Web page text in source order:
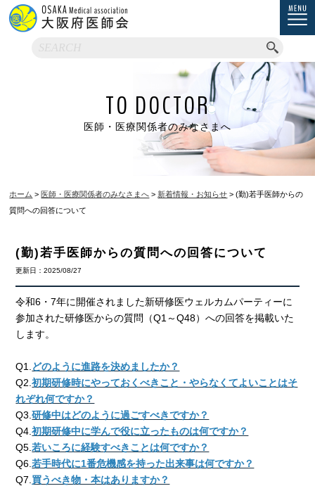
TO DOCTOR
医師・医療関係者のみなさまへ
ホーム >医師・医療関係者のみなさまへ > 新着情報・お知らせ > (勤)若手医師からの
質問への回答について
(勤)若手医師からの質問への回答について
更新日：2025/08/27
令和6・7年に開催されました新研修医ウェルカムパーティーに
参加された研修医からの質問（Q1～Q48）への回答を掲載いた
します。
Q1. どのように進路を決めましたか？
Q2.初期研修時にやっておくべきこと・やらなくてよいことはそ
れぞれ何ですか？
Q3.研修中はどのように過ごすべきですか？
Q4.初期研修中に学んで役に立ったものは何ですか？
Q5.若いころに経験すべきことは何ですか？
Q6.若手時代に1番危機感を持った出来事は何ですか？
Q7. 買うべき物・本はありますか？